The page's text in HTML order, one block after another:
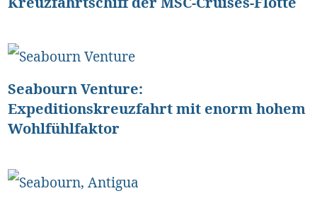
Seabourn Venture:
Expeditionskreuzfahrt mit enorm hohem
Wohlfühlfaktor